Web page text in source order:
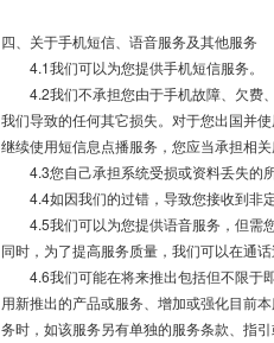
四、关于手机短信、语音服务及其他服务
4.1我们可以为您提供手机短信服务。
4.2我们不承担您由于手机故障、欠费
我们导致的任何其它损失。对于您出国并
继续使用短信息点播服务，您应当承担相
4.3您自己承担系统受损或资料丢失的所
4.4如因我们的过错，导致您接收到非定
4.5我们可以为您提供语音服务，但需您
同时，为了提高服务质量，我们可以在通话
4.6我们可能在将来推出包括但不限于
用新推出的产品或服务、增加或强化目前
务时，如该服务另有单独的服务条款、指